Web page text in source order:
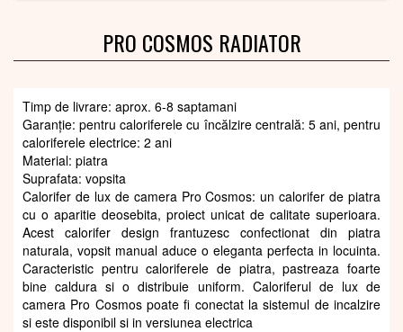
PRO COSMOS RADIATOR
Timp de livrare: aprox. 6-8 saptamani
Garanție: pentru caloriferele cu încălzire centrală: 5 ani, pentru
caloriferele electrice: 2 ani
Material: piatra
Suprafata: vopsita
Calorifer de lux de camera Pro Cosmos: un calorifer de piatra
cu o aparitie deosebita, proiect unicat de calitate superioara.
Acest calorifer design frantuzesc confectionat din piatra
naturala, vopsit manual aduce o eleganta perfecta in locuinta.
Caracteristic pentru caloriferele de piatra, pastreaza foarte
bine caldura si o distribuie uniform. Caloriferul de lux de
camera Pro Cosmos poate fi conectat la sistemul de incalzire
si este disponibil si in versiunea electrica